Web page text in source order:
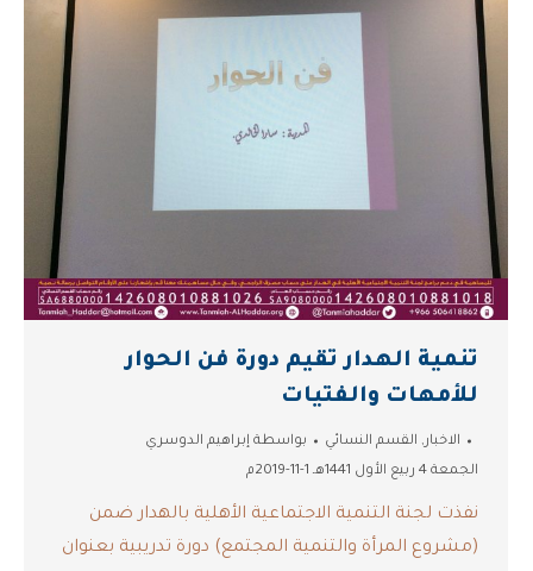
تنمية الهدار تقيم دورة فن الحوار
للأمهات والفتيات
الاخبار , القسم النسائي بواسطة إبراهيم الدوسري
الجمعة 4 ربيع الأول 1441هـ 1-11-2019م
نفذت لجنة التنمية الاجتماعية الأهلية بالهدار ضمن
(مشروع المرأة والتنمية المجتمع) دورة تدريبية بعنوان